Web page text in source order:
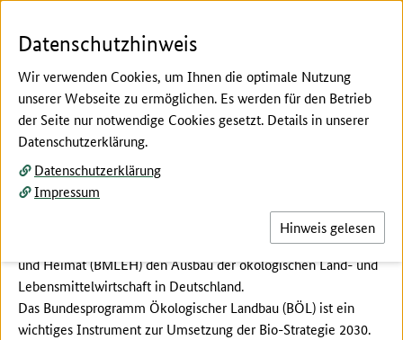
Hier beginnt der Hauptinhalt dieser Seite
Mehr Ökolandbau in
Deutschland!
Mit dem Bundesprogramm Ökologischer Landbau (BÖL)
fördert das Bundesministerium für Landwirtschaft, Ernährung
und Heimat (BMLEH) den Ausbau der ökologischen Land- und
Lebensmittelwirtschaft in Deutschland.
Das Bundesprogramm Ökologischer Landbau (BÖL) ist ein
wichtiges Instrument zur Umsetzung der Bio-Strategie 2030.
Datenschutzhinweis
Wir verwenden Cookies, um Ihnen die optimale Nutzung
unserer Webseite zu ermöglichen. Es werden für den Betrieb
der Seite nur notwendige Cookies gesetzt. Details in unserer
Datenschutzerklärung.
Datenschutzerklärung
Impressum
Hinweis gelesen